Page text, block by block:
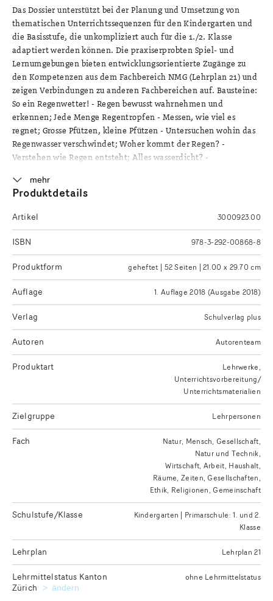
Das Dossier unterstützt bei der Planung und Umsetzung von
thematischen Unterrichtssequenzen für den Kindergarten und
die Basisstufe, die unkompliziert auch für die 1./2. Klasse
adaptiert werden können. Die praxiserprobten Spiel- und
Lernumgebungen bieten entwicklungsorientierte Zugänge zu
den Kompetenzen aus dem Fachbereich NMG (Lehrplan 21) und
zeigen Verbindungen zu anderen Fachbereichen auf. Bausteine:
So ein Regenwetter! - Regen bewusst wahrnehmen und
erkennen; Jede Menge Regentropfen - Messen, wie viel es
regnet; Grosse Pfützen, kleine Pfützen - Untersuchen wohin das
Regenwasser verschwindet; Woher kommt der Regen? -
Verstehen wie Regen entsteht; Alles wasserdicht? -
Regenwasser sammeln und nutzen.
mehr
Produktdetails
Artikel 3000923.00
ISBN 978-3-292-00868-8
Produktform geheftet | 52 Seiten | 21.00 x 29.70 cm
Auflage 1. Auflage 2018 (Ausgabe 2018)
Verlag Schulverlag plus
Autoren Autorenteam
Produktart
Lehrwerke
Unterrichtsvorbereitung/
Unterrichtsmaterialien
Zielgruppe Lehrpersonen
Fach
Natur, Mensch, Gesellschaft
Natur und Technik
Wirtschaft, Arbeit, Haushalt
Räume, Zeiten, Gesellschaften
Ethik, Religionen, Gemeinschaft
Schulstufe/Klasse
Kindergarten | Primarschule: 1. und 2.
Klasse
Lehrplan Lehrplan 21
Lehrmittelstatus Kanton
Zürich
Kanton für die Ausgabe des gewünschten
ändern
ohne Lehrmittelstatus